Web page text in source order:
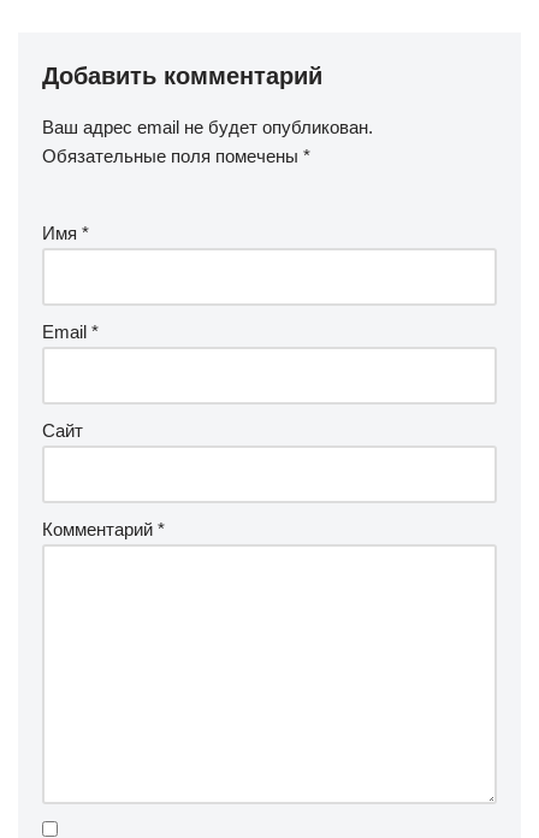
Добавить комментарий
Ваш адрес email не будет опубликован.
Обязательные поля помечены *
Имя *
Email *
Сайт
Комментарий *